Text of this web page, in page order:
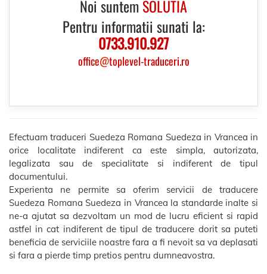
Noi suntem SOLUTIA
Pentru informatii sunati la:
0733.910.927
office@toplevel-traduceri.ro
Efectuam traduceri Suedeza Romana Suedeza in Vrancea in
orice localitate indiferent ca este simpla, autorizata,
legalizata sau de specialitate si indiferent de tipul
documentului.
Experienta ne permite sa oferim servicii de traducere
Suedeza Romana Suedeza in Vrancea la standarde inalte si
ne-a ajutat sa dezvoltam un mod de lucru eficient si rapid
astfel in cat indiferent de tipul de traducere dorit sa puteti
beneficia de serviciile noastre fara a fi nevoit sa va deplasati
si fara a pierde timp pretios pentru dumneavostra.